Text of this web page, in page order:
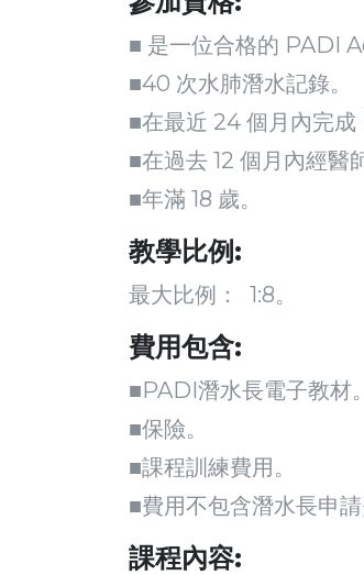
■ 是一位合格的 PADI
■40 次水肺潛水記錄。
■在最近 24 個月內完
■在過去 12 個月內經醫
■年滿 18 歲。
教學比例:
最大比例： 1:8。
費用包含:
■PADI潛水長電子教材。
■保險。
■課程訓練費用。
■費用不包含潛水長申
課程內容: